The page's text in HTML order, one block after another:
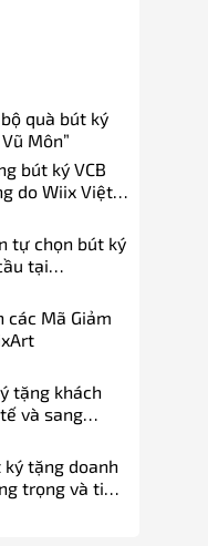
quà bút ký
Môn”
bút ký VCB
do Wiix Việt
tự chọn bút ký
tại
các Mã Giảm
tặng khách
và sang
ký tặng doanh
trọng và tinh